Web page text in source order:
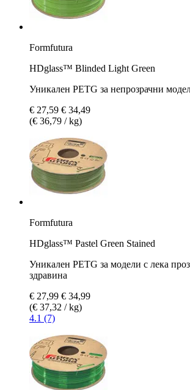
Formfutura
HDglass™ Blinded Light Green
Уникален PETG за непрозрачни
€ 27,59 € 34,49
(€ 36,79 / kg)
Formfutura
HDglass™ Pastel Green Stained
Уникален PETG за модели с лека
здравина
€ 27,99 € 34,99
(€ 37,32 / kg)
4.1 (7)